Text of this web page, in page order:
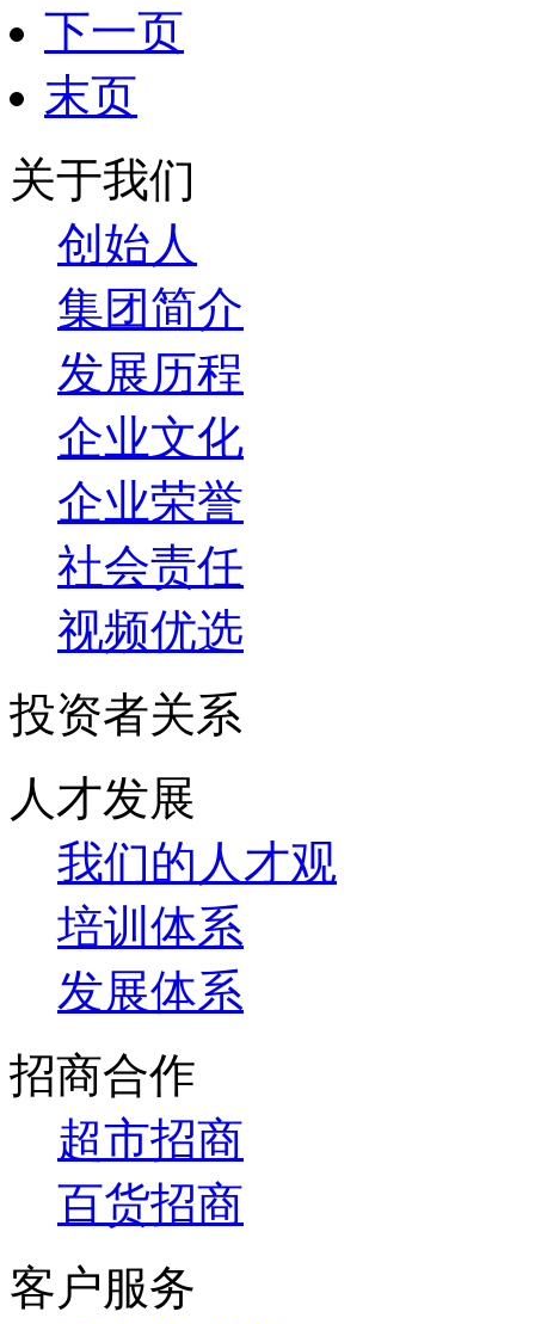
下一页
末页
关于我们
创始人
集团简介
发展历程
企业文化
企业荣誉
社会责任
视频优选
投资者关系
人才发展
我们的人才观
培训体系
发展体系
招商合作
超市招商
百货招商
客户服务